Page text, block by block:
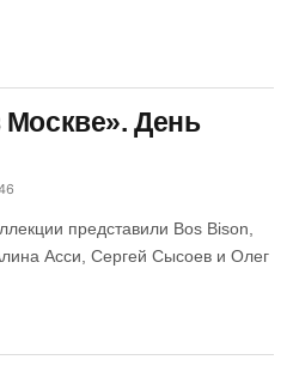
День
представили Bos Bison,
Асси, Сергей Сысоев и Олег